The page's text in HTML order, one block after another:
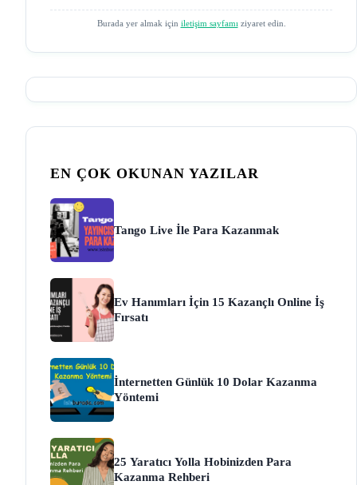
Burada yer almak için iletişim sayfamı ziyaret edin.
EN ÇOK OKUNAN YAZILAR
Tango Live İle Para Kazanmak
Ev Hanımları İçin 15 Kazançlı Online İş
Fırsatı
İnternetten Günlük 10 Dolar Kazanma
Yöntemi
25 Yaratıcı Yolla Hobinizden Para
Kazanma Rehberi